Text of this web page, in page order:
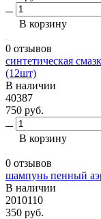
В корзину
0 отзывов
синтетическая
(12шт)
В наличии
40387
750 руб.
В корзину
0 отзывов
шампунь пенный
В наличии
2010110
350 руб.